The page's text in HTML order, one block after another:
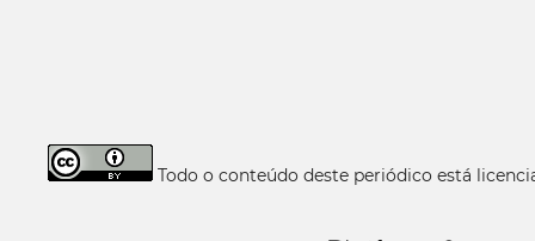
Todo o conteúdo deste periódico está